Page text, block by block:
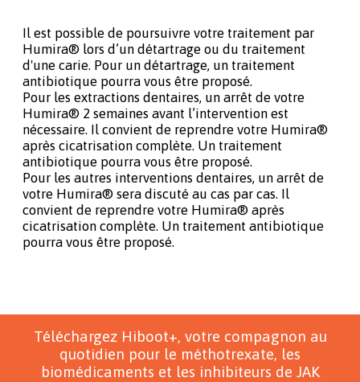
Il est possible de poursuivre votre traitement par
Humira® lors d’un détartrage ou du traitement
d'une carie. Pour un détartrage, un traitement
antibiotique pourra vous être proposé.
Pour les extractions dentaires, un arrêt de votre
Humira® 2 semaines avant l’intervention est
nécessaire. Il convient de reprendre votre Humira®
après cicatrisation complète. Un traitement
antibiotique pourra vous être proposé.
Pour les autres interventions dentaires, un arrêt de
votre Humira® sera discuté au cas par cas. Il
convient de reprendre votre Humira® après
cicatrisation complète. Un traitement antibiotique
pourra vous être proposé.
Téléchargez Hiboot+, votre compagnon au
quotidien pour le méthotrexate, les
biomédicaments et les inhibiteurs de JAK